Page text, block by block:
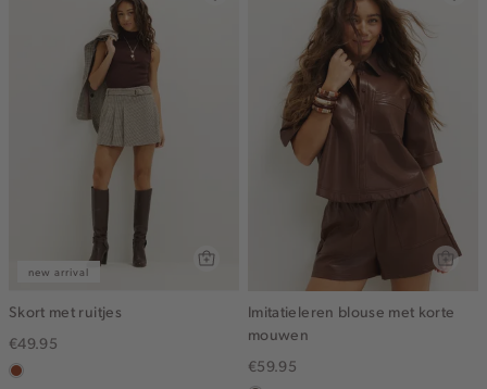
new arrival
Skort met ruitjes
€49.95
bruin
Imitatieleren blouse met korte
mouwen
€59.95